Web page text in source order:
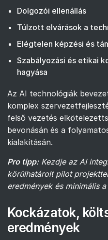
Dolgozói ellenállás
Túlzott elvárások a
Elégtelen képzési és
Szabályozási és etikai
hagyása
Az AI technológiák
komplex
felső vezetés
bevonásán és a
kialakításán.
Pro tipp: Kezdje az AI
körülhatárolt pilot
eredmények és minimális
Kockázatok,
eredmények